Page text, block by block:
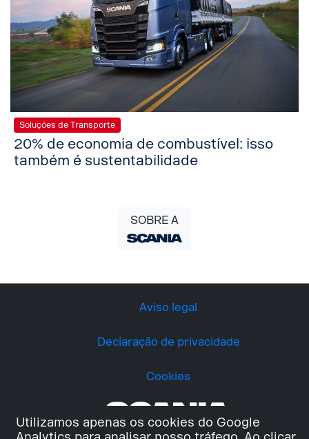
Utilizamos apenas os cookies do Google
Soluções de Transporte
20% de economia de combustível: isso
também é sustentabilidade
SOBRE A
Aviso legal
Declaração de privacidade
Cookies